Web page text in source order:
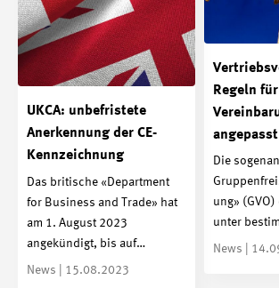
Regeln
angepasst
Die
ung»
unter
News |
UKCA: unbefristete
Anerkennung der CE-
Kennzeichnung
Das britische «Department
for Business and Trade» hat
am 1. August 2023
angekündigt, bis auf…
News | 15.08.2023